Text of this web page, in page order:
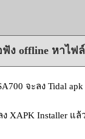
ฟัง offline หาไฟ
จะลง Tidal
XAPK Installer แล้